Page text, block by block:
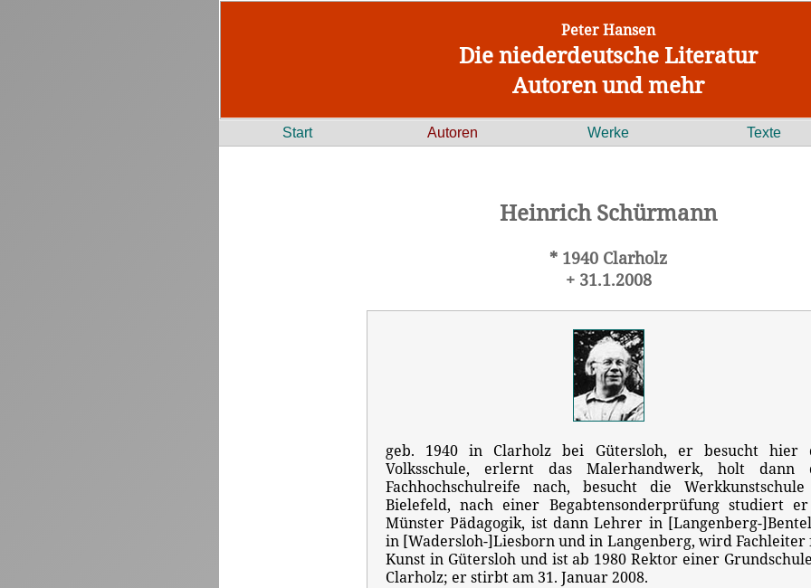
Peter Hansen
Die niederdeutsche Literatur
Autoren und mehr
Start Autoren Werke Texte
Heinrich Schürmann
* 1940 Clarholz
+ 31.1.2008
geb. 1940 in Clarholz bei Gütersloh, er besucht hier
Volksschule, erlernt das Malerhandwerk, holt dann
Fachhochschulreife nach, besucht die
Bielefeld, nach einer Begabtensonderprüfung studiert
Münster Pädagogik, ist dann Lehrer in [Langenberg-
in [Wadersloh-]Liesborn und in Langenberg, wird
Kunst in Gütersloh und ist ab 1980 Rektor einer
Clarholz; er stirbt am 31. Januar 2008.